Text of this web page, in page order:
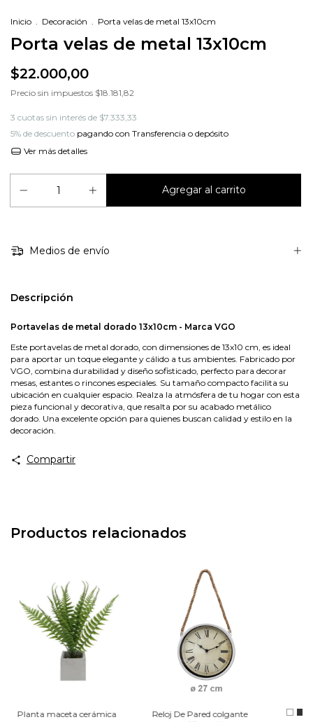
Inicio . Decoración . Porta velas de metal 13x10cm
Porta velas de metal 13x10cm
$22.000,00
Precio sin impuestos $18.181,82
3 cuotas sin interés de $7.333,33
5% de descuento pagando con Transferencia o depósito
Ver más detalles
Medios de envío
Descripción
Portavelas de metal dorado 13x10cm - Marca VGO
Este portavelas de metal dorado, con dimensiones de 13x10 cm, es ideal
para aportar un toque elegante y cálido a tus ambientes. Fabricado por
VGO, combina durabilidad y diseño sofisticado, perfecto para decorar
mesas, estantes o rincones especiales. Su tamaño compacto facilita su
ubicación en cualquier espacio. Realza la atmósfera de tu hogar con esta
pieza funcional y decorativa, que resalta por su acabado metálico
dorado. Una excelente opción para quienes buscan calidad y estilo en la
decoración.
Compartir
Productos relacionados
Planta maceta cerámica
Reloj De Pared colgante